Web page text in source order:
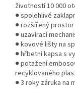
životností 10 000
● spolehlivé
● rozšířený
● uzavírací
● kovové lišty na
● hřbetní kapsa s
● potažení
recyklovaného
● 3 roky záruka na